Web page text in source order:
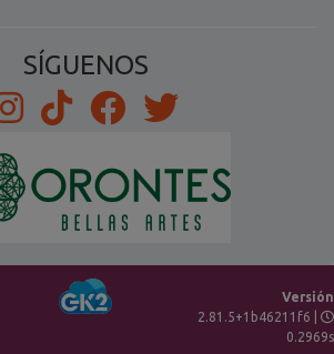
SÍGUENOS
Versión
2.81.5+1b46211f6 |
0.2969s